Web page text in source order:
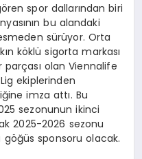
spor dallarından biri
bu alandaki
sürüyor. Orta
köklü sigorta markası
parçası olan Viennalife
ekiplerinden
imza attı. Bu
sezonunun ikinci
2025-2026 sezonu
sponsoru olacak.